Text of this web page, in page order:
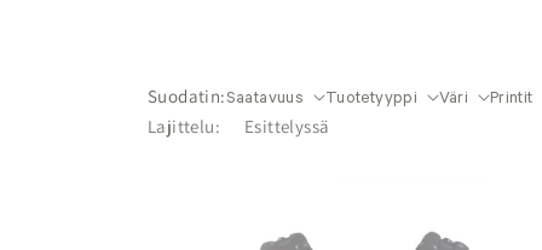
Suodatin: Saatavuus Tuotetyyppi Väri Printit
Lajittelu: